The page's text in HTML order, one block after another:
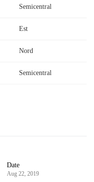
Semicentral
Est
Nord
Semicentral
Date
Aug 22, 2019